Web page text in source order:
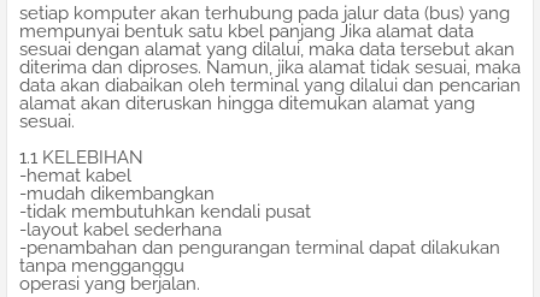
setiap komputer akan terhubung pada jalur data (bus) yang
mempunyai bentuk satu kbel panjang Jika alamat data
sesuai dengan alamat yang dilalui, maka data tersebut akan
diterima dan diproses. Namun, jika alamat tidak sesuai, maka
data akan diabaikan oleh terminal yang dilalui dan pencarian
alamat akan diteruskan hingga ditemukan alamat yang
sesuai.
1.1 KELEBIHAN
-hemat kabel
-mudah dikembangkan
-tidak membutuhkan kendali pusat
-layout kabel sederhana
-penambahan dan pengurangan terminal dapat dilakukan
tanpa mengganggu
operasi yang berjalan.